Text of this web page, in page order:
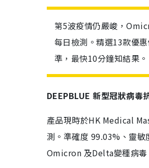
第5波疫情仍嚴峻，
每日檢測。精選13款優
準，最快10分鐘知結果。
DEEPBLUE 新型冠狀病毒
產品現時於HK Medical
測。準確度 99.03%、靈
Omicron 及Delta變種病毒